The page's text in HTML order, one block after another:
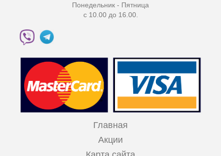
Понедельник - Пятница
с 10.00 до 16.00.
Главная
Акции